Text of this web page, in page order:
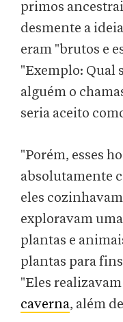
primos
desmente a
eram "brutos e
"Exemplo: Qual
alguém o
seria aceito
"Porém, esses
absolutamente
eles
exploravam
plantas e
plantas para
"Eles realizavam
caverna, além